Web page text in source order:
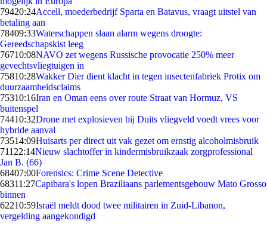
79420:24Accell, moederbedrijf Sparta en Batavus, vraagt uitstel van
betaling aan
78409:33Waterschappen slaan alarm wegens droogte:
Gereedschapskist leeg
76710:08NAVO zet wegens Russische provocatie 250% meer
gevechtsvliegtuigen in
75810:28Wakker Dier dient klacht in tegen insectenfabriek Protix om
duurzaamheidsclaims
75310:16Iran en Oman eens over route Straat van Hormuz, VS
buitenspel
74410:32Drone met explosieven bij Duits vliegveld voedt vrees voor
hybride aanval
73514:09Huisarts per direct uit vak gezet om ernstig alcoholmisbruik
711 22:14Nieuw slachtoffer in kindermisbruikzaak zorgprofessional
Jan B. (66)
68407:00Forensics: Crime Scene Detective
68311:27Capibara's lopen Braziliaans parlementsgebouw Mato Grosso
binnen
62210:59Israël meldt dood twee militairen in Zuid-Libanon,
vergelding aangekondigd